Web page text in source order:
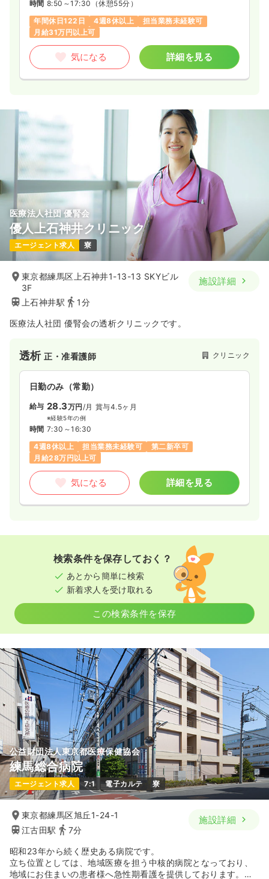
時間 8:50～17:30 （休憩55分）
年間休日122日
4週8休以上
担当業務未経験可
月給31万円以上可
気になる 詳細を見る
医療法人社団 優腎会
優人上石神井クリニック
エージェント求人 寮
東京都練馬区上石神井1-13-13 SKYビル
3F
上石神井駅
1分
施設詳細
医療法人社団 優腎会の透析クリニックです。
透析正・准看護師 クリニック
日勤のみ（常勤）
給与 28.3万円 /月 賞与4.5ヶ月
※経験5年の例
時間 7:30～16:30
4週8休以上
担当業務未経験可
第二新卒可
月給28万円以上可
気になる 詳細を見る
検索条件を保存しておく？
あとから簡単に検索
新着求人を受け取れる
この検索条件を保存
公益財団法人東京都医療保健協会
練馬総合病院
エージェント求人 7:1 電子カルテ 寮
東京都練馬区旭丘1-24-1
江古田駅
7分
施設詳細
昭和23年から続く歴史ある病院です。
立ち位置としては、地域医療を担う中核的病院となっており、
地域にお住まいの患者様へ急性期看護を提供しております。